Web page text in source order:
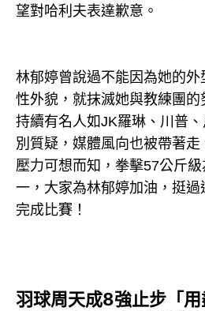
望對哈利夫表達歉意。
林郁婷曾說過不能因為她的
性外貌，就抹滅她與教練團
持續有名人如JK羅琳、川普
別質疑，媒體風向也被帶著
壓力可想而知，拳擊57公斤
一，大家為林郁婷加油，挺
完成比賽！
羽球周天成8強止步「用